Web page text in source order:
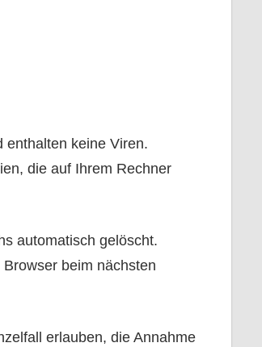
enthalten keine Viren.
die auf Ihrem Rechner
automatisch gelöscht.
beim nächsten
erlauben, die Annahme